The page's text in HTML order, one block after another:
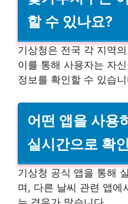
할 수 있나요?
기상청은 전국 각 지역
이를 통해 사용자는 자
정보를 확인할 수 있습
어떤 앱을 사용
실시간으로 확
기상청 공식 앱을 통해
며, 다른 날씨 관련 앱에